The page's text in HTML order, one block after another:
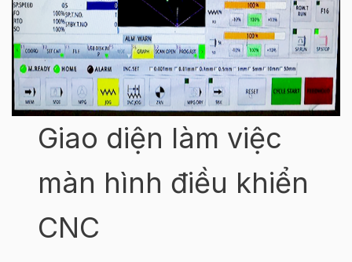
Giao diện làm việc
màn hình điều khiển
CNC